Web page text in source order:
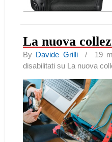
La nuova
By Davide Grilli/ 19
disabilitati su La nuova